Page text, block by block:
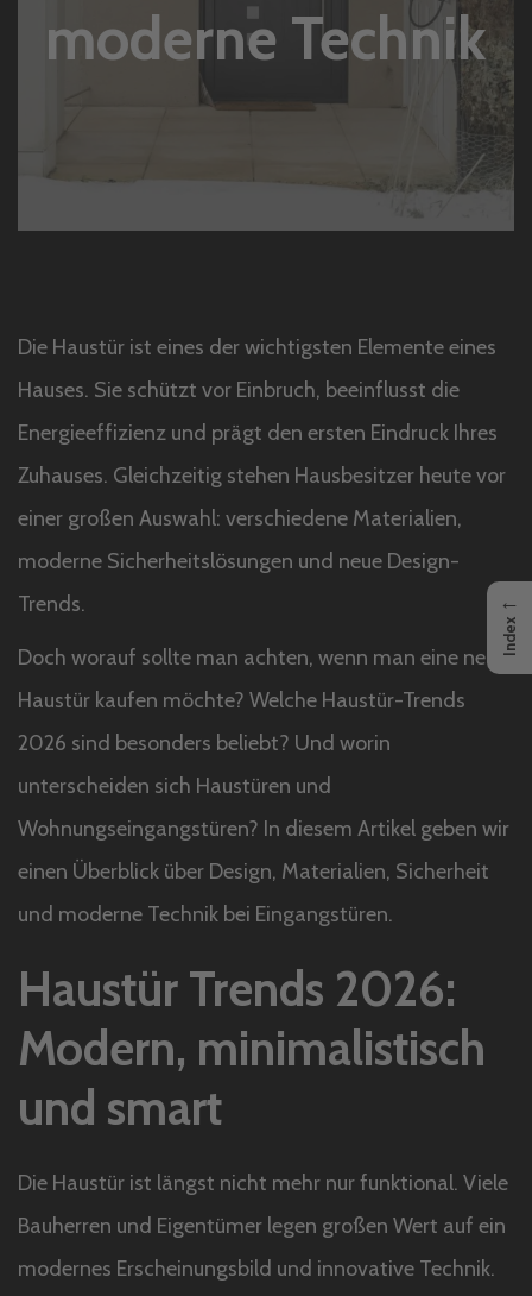
moderne Technik
Die Haustür ist eines der wichtigsten Elemente eines
Hauses. Sie schützt vor Einbruch, beeinflusst die
Energieeffizienz und prägt den ersten Eindruck Ihres
Zuhauses. Gleichzeitig stehen Hausbesitzer heute vor
einer großen Auswahl: verschiedene Materialien,
moderne Sicherheitslösungen und neue Design-
Trends.
Doch worauf sollte man achten, wenn man eine neue
Haustür kaufen möchte? Welche Haustür-Trends
2026 sind besonders beliebt? Und worin
unterscheiden sich Haustüren und
Wohnungseingangstüren? In diesem Artikel geben wir
einen Überblick über Design, Materialien, Sicherheit
und moderne Technik bei Eingangstüren.
Haustür Trends 2026:
Modern, minimalistisch
und smart
Die Haustür ist längst nicht mehr nur funktional. Viele
Bauherren und Eigentümer legen großen Wert auf ein
modernes Erscheinungsbild und innovative Technik.
←
Index